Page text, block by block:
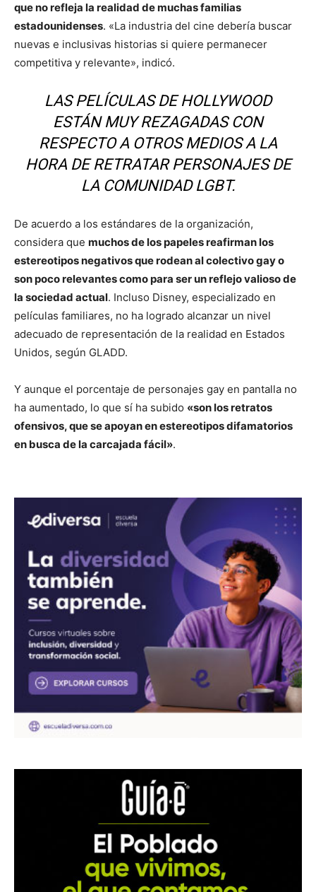
que no refleja la realidad de muchas familias
estadounidenses. «La industria del cine debería buscar
nuevas e inclusivas historias si quiere permanecer
competitiva y relevante», indicó.
LAS PELÍCULAS DE HOLLYWOOD
ESTÁN MUY REZAGADAS CON
RESPECTO A OTROS MEDIOS A LA
HORA DE RETRATAR PERSONAJES DE
LA COMUNIDAD LGBT.
De acuerdo a los estándares de la organización,
considera que muchos de los papeles reafirman los
estereotipos negativos que rodean al colectivo gay o
son poco relevantes como para ser un reflejo valioso de
la sociedad actual. Incluso Disney, especializado en
películas familiares, no ha logrado alcanzar un nivel
adecuado de representación de la realidad en Estados
Unidos, según GLADD.
Y aunque el porcentaje de personajes gay en pantalla no
ha aumentado, lo que sí ha subido «son los retratos
ofensivos, que se apoyan en estereotipos difamatorios
en busca de la carcajada fácil».